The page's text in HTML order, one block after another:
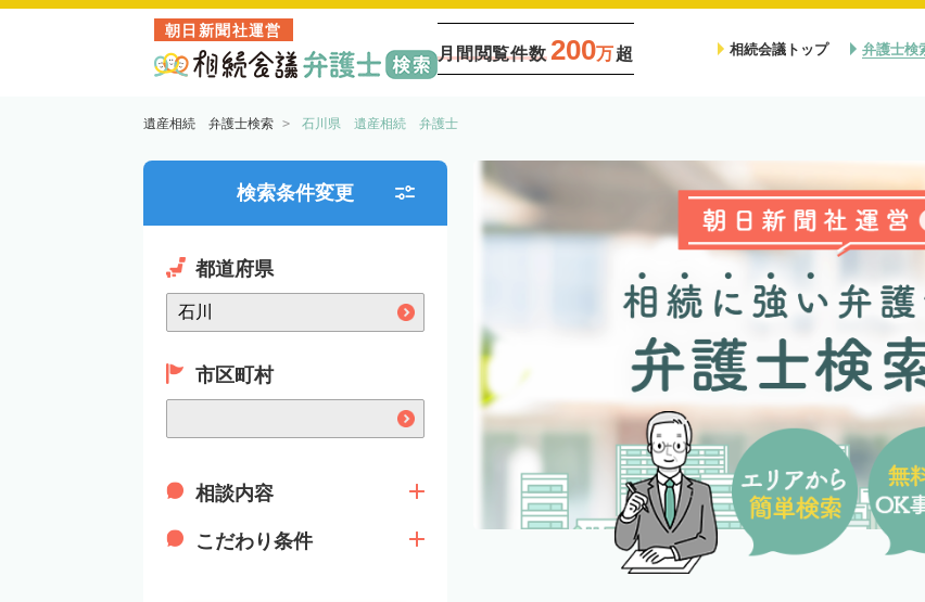
朝日新聞社運営
月間閲覧件数 200万超 相続会議トップ 弁護士検
遺産相続 弁護士検索 石川県 遺産相続 弁護士
検索条件変更
都道府県
市区町村
相談内容
こだわり条件